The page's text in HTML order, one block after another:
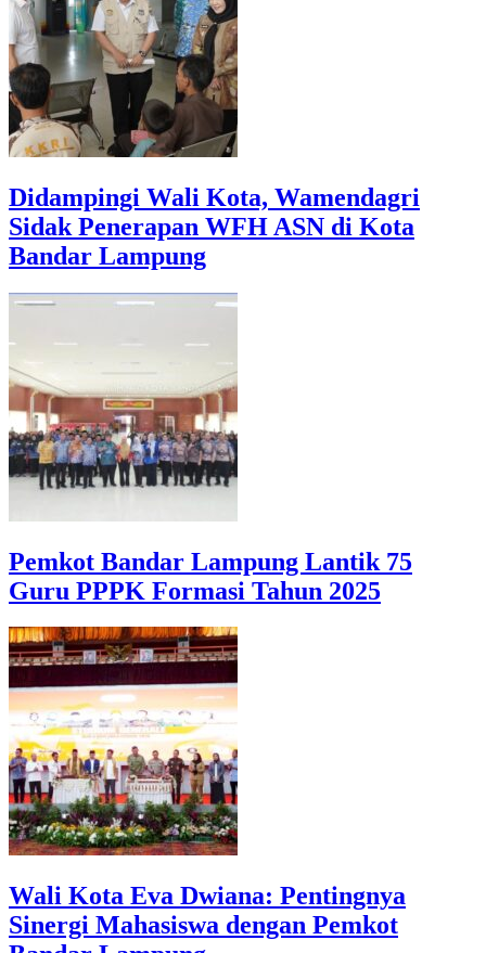
Didampingi Wali Kota, Wamendagri
Sidak Penerapan WFH ASN di Kota
Bandar Lampung
Pemkot Bandar Lampung Lantik 75
Guru PPPK Formasi Tahun 2025
Wali Kota Eva Dwiana: Pentingnya
Sinergi Mahasiswa dengan Pemkot